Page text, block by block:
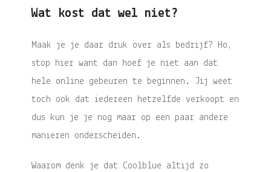
Wat kost dat wel niet?
Maak je je daar druk over als bedrijf? Ho,
stop hier want dan hoef je niet aan dat
hele online gebeuren te beginnen. Jij weet
toch ook dat iedereen hetzelfde verkoopt en
dus kun je je nog maar op een paar andere
manieren onderscheiden.
Waarom denk je dat Coolblue altijd zo